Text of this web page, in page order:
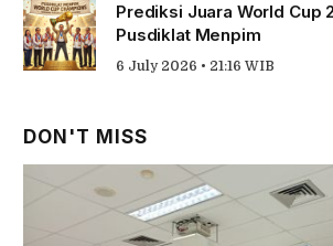
Prediksi Juara World Cup
Pusdiklat Menpim
6 July 2026 • 21:16 WIB
DON'T MISS